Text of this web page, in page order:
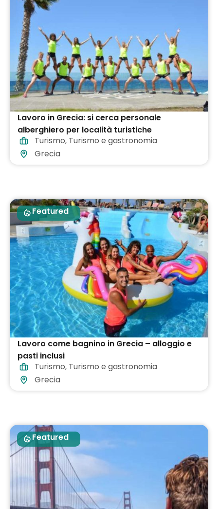
Lavoro in Grecia: si cerca personale
alberghiero per località turistiche
Turismo, Turismo e gastronomia
Grecia
Featured
Lavoro come bagnino in Grecia – alloggio e
pasti inclusi
Turismo, Turismo e gastronomia
Grecia
Featured